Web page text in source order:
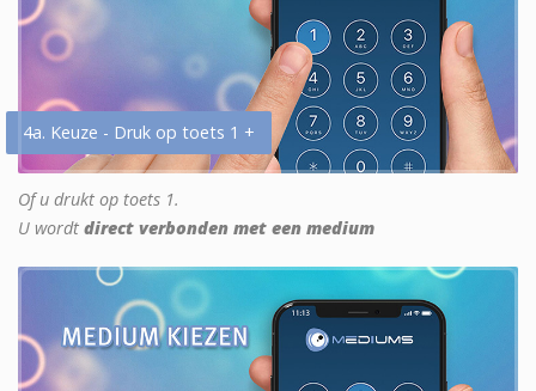
4a. Keuze - Druk op toets 1 +
Of u drukt op toets 1.
U wordt direct verbonden met een medium